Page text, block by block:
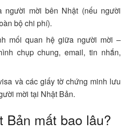
người mời bên Nhật (nếu người
bộ chi phí).
mối quan hệ giữa người mời –
chụp chung, email, tin nhắn,
và các giấy tờ chứng minh lưu
mời tại Nhật Bản.
Bản mất bao lâu?